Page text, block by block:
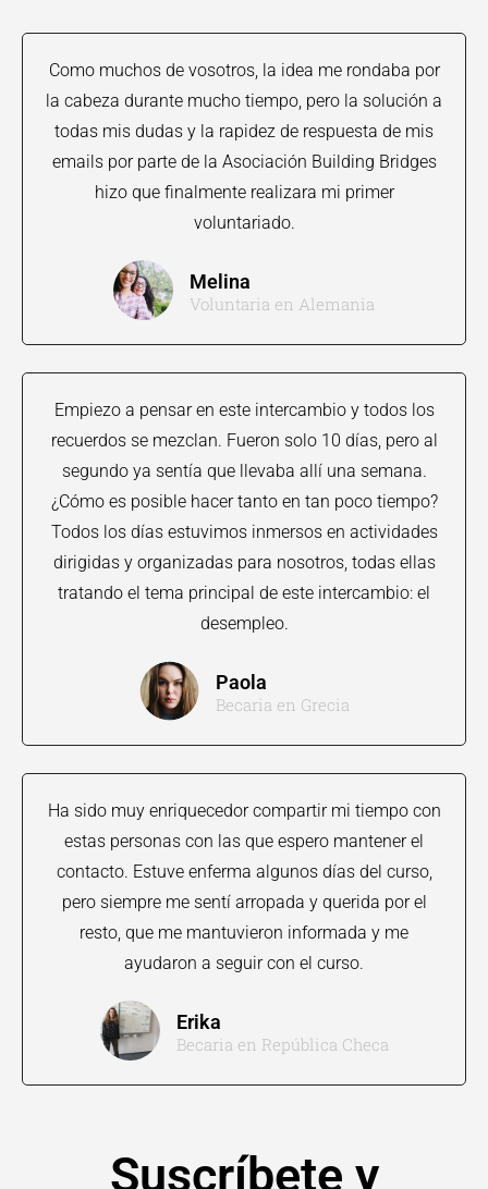
Como muchos de vosotros, la idea me rondaba por
la cabeza durante mucho tiempo, pero la solución a
todas mis dudas y la rapidez de respuesta de mis
emails por parte de la Asociación Building Bridges
hizo que finalmente realizara mi primer
voluntariado.
Melina
Voluntaria en Alemania
Empiezo a pensar en este intercambio y todos los
recuerdos se mezclan. Fueron solo 10 días, pero al
segundo ya sentía que llevaba allí una semana.
¿Cómo es posible hacer tanto en tan poco tiempo?
Todos los días estuvimos inmersos en actividades
dirigidas y organizadas para nosotros, todas ellas
tratando el tema principal de este intercambio: el
desempleo.
Paola
Becaria en Grecia
Ha sido muy enriquecedor compartir mi tiempo con
estas personas con las que espero mantener el
contacto. Estuve enferma algunos días del curso,
pero siempre me sentí arropada y querida por el
resto, que me mantuvieron informada y me
ayudaron a seguir con el curso.
Erika
Becaria en República Checa
Suscríbete y